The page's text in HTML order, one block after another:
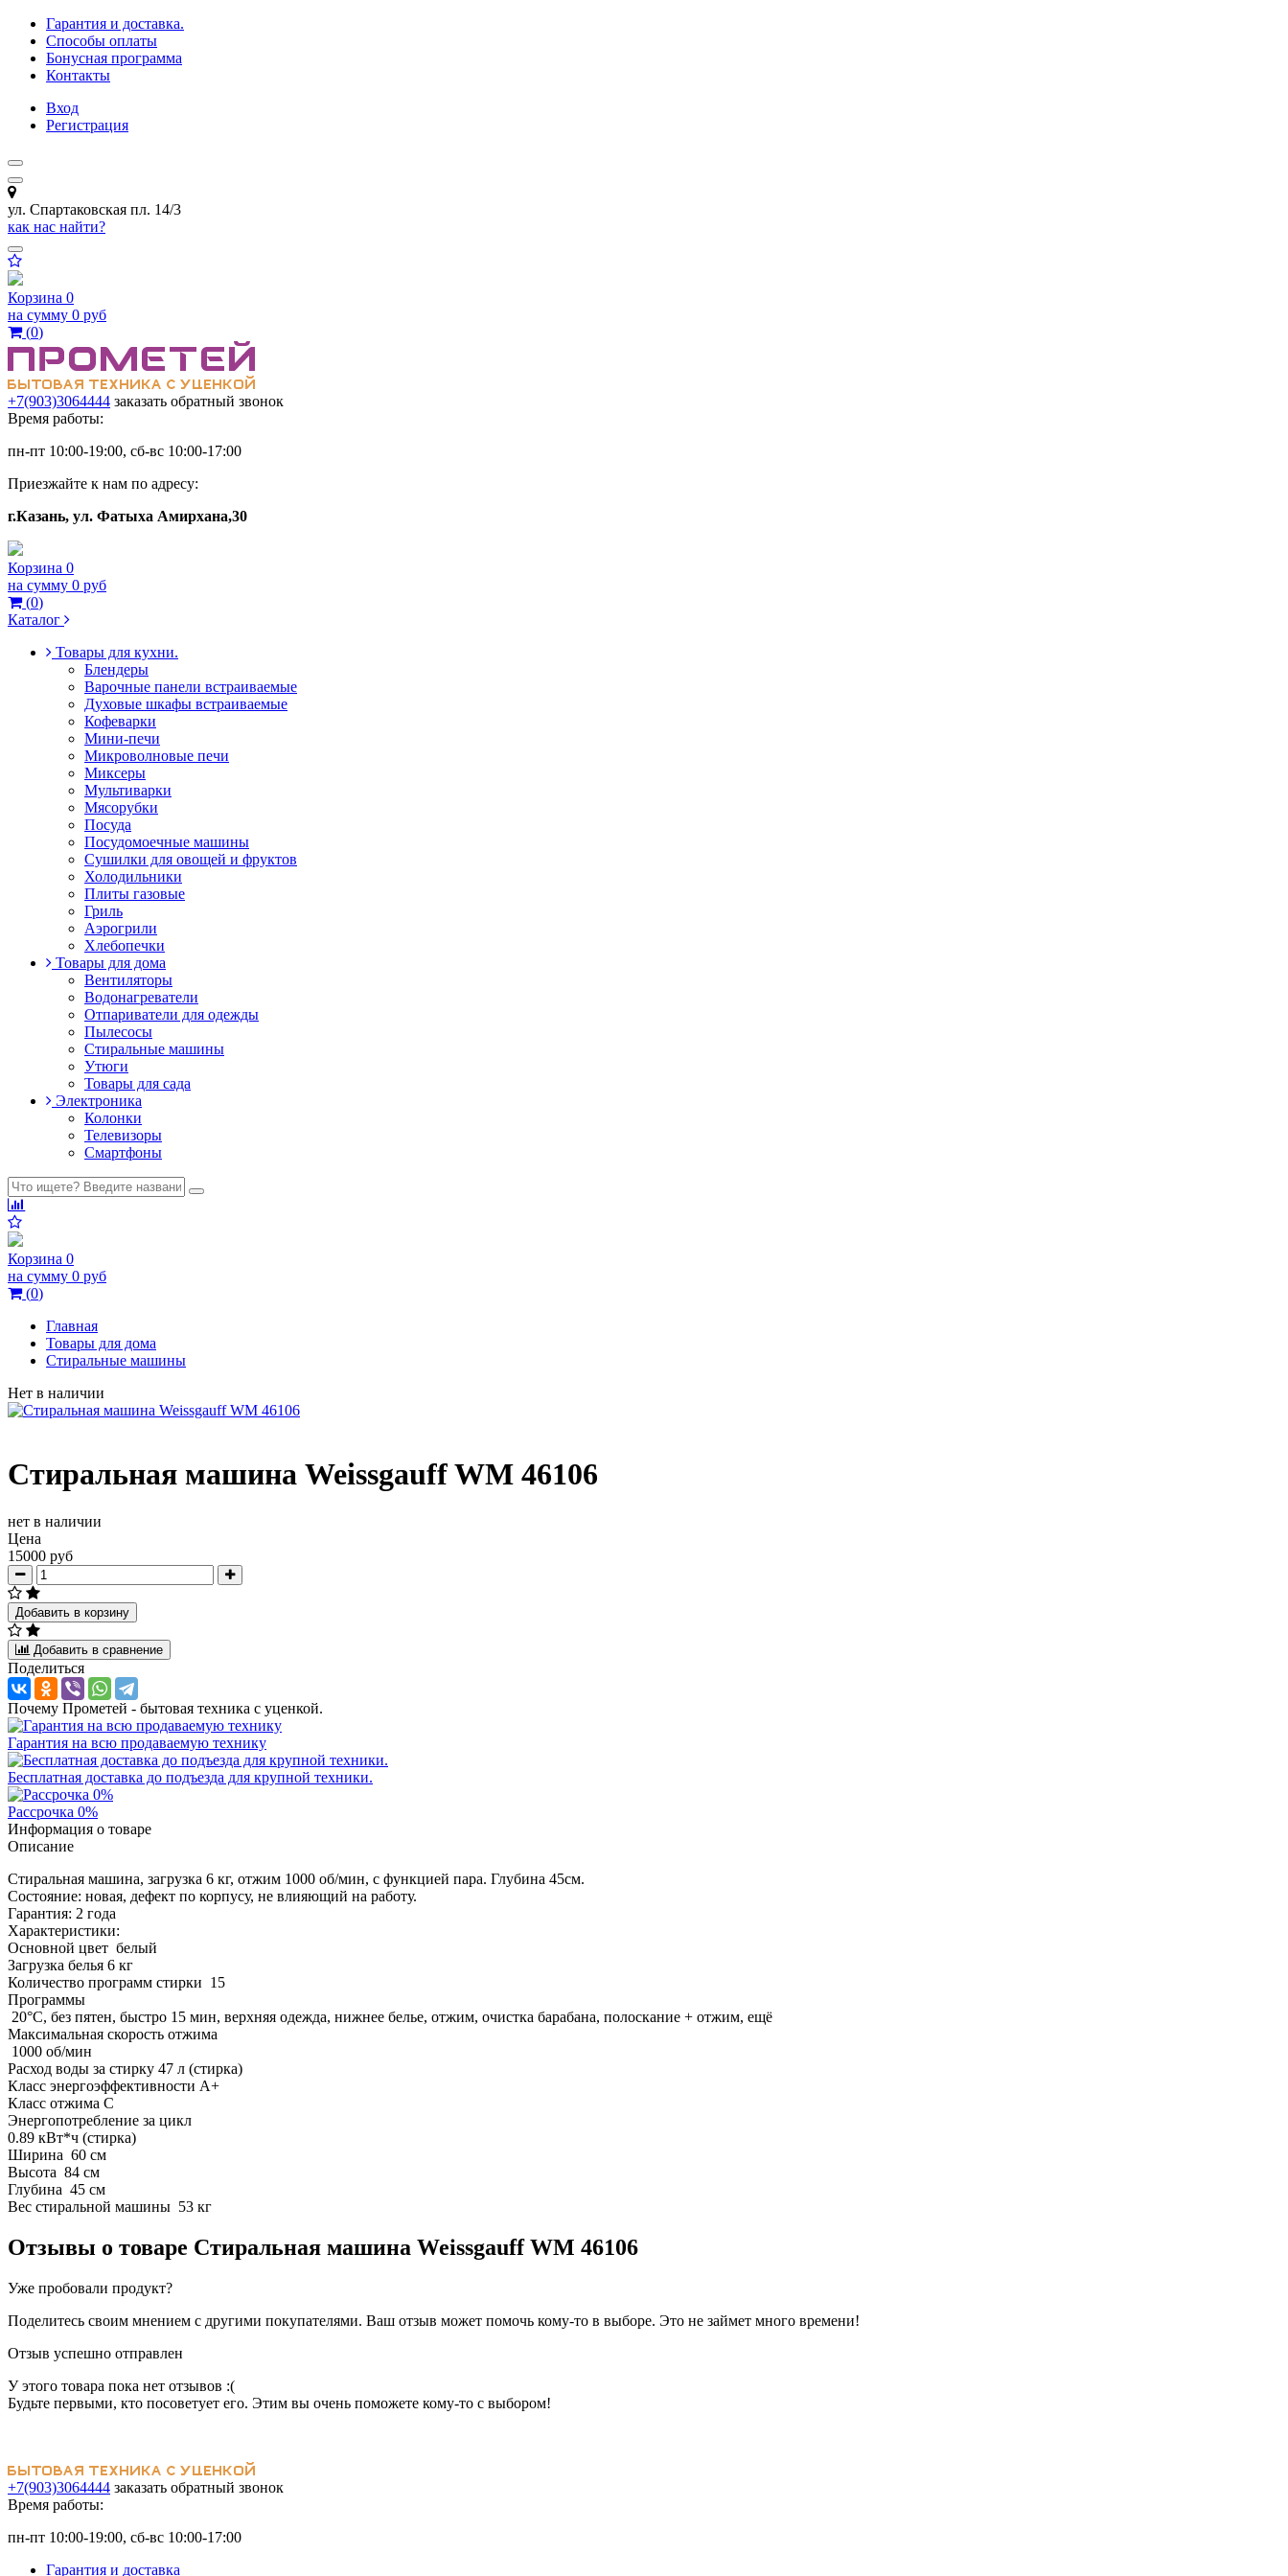
Гарантия и доставка.
Способы оплаты
Бонусная программа
Контакты
Вход
Регистрация
ул. Спартаковская пл. 14/3
как нас найти?
Корзина 0
на сумму 0 руб
(0)
+7(903)3064444 заказать обратный звонок
Время работы:
пн-пт 10:00-19:00, сб-вс 10:00-17:00
Приезжайте к нам по адресу:
г.Казань, ул. Фатыха Амирхана,30
Корзина 0
на сумму 0 руб
(0)
Каталог
Товары для кухни.
Блендеры
Варочные панели встраиваемые
Духовые шкафы встраиваемые
Кофеварки
Мини-печи
Микроволновые печи
Миксеры
Мультиварки
Мясорубки
Посуда
Посудомоечные машины
Сушилки для овощей и фруктов
Холодильники
Плиты газовые
Гриль
Аэрогрили
Хлебопечки
Товары для дома
Вентиляторы
Водонагреватели
Отпариватели для одежды
Пылесосы
Стиральные машины
Утюги
Товары для сада
Электроника
Колонки
Телевизоры
Смартфоны
Корзина 0
на сумму 0 руб
(0)
Главная
Товары для дома
Стиральные машины
Нет в наличии
Стиральная машина Weissgauff WM 46106
нет в наличии
Цена
15000 руб
Добавить в корзину
Добавить в сравнение
Поделиться
Почему Прометей - бытовая техника с уценкой.
Гарантия на всю продаваемую технику
Бесплатная доставка до подъезда для крупной техники.
Рассрочка 0%
Информация о товаре
Описание
Стиральная машина, загрузка 6 кг, отжим 1000 об/мин, с функцией пара. Глубина 45см.
Состояние: новая, дефект по корпусу, не влияющий на работу.
Гарантия: 2 года
Характеристики:
Основной цвет белый
Загрузка белья 6 кг
Количество программ стирки 15
Программы
20°C, без пятен, быстро 15 мин, верхняя одежда, нижнее белье, отжим, очистка барабана, полоскание + отжим, ещё
Максимальная скорость отжима
1000 об/мин
Расход воды за стирку 47 л (стирка)
Класс энергоэффективности A+
Класс отжима C
Энергопотребление за цикл
0.89 кВт*ч (стирка)
Ширина 60 см
Высота 84 см
Глубина 45 см
Вес стиральной машины 53 кг
Отзывы о товаре Стиральная машина Weissgauff WM 46106
Уже пробовали продукт?
Поделитесь своим мнением с другими покупателями. Ваш отзыв может помочь кому-то в выборе. Это не займет много времени!
Отзыв успешно отправлен
У этого товара пока нет отзывов :(
Будьте первыми, кто посоветует его. Этим вы очень поможете кому-то с выбором!
+7(903)3064444 заказать обратный звонок
Время работы:
пн-пт 10:00-19:00, сб-вс 10:00-17:00
Гарантия и доставка